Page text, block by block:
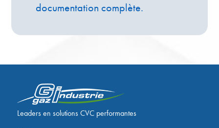
documentation complète.
Leaders en solutions CVC performantes